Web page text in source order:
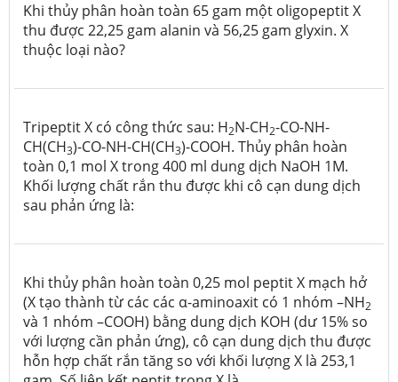
Khi thủy phân hoàn toàn 65 gam một oligopeptit X
thu được 22,25 gam alanin và 56,25 gam glyxin. X
thuộc loại nào?
Tripeptit X có công thức sau: H2N-CH2-CO-NH-
CH(CH3)-CO-NH-CH(CH3)-COOH. Thủy phân hoàn
toàn 0,1 mol X trong 400 ml dung dịch NaOH 1M.
Khối lượng chất rắn thu được khi cô cạn dung dịch
sau phản ứng là:
Khi thủy phân hoàn toàn 0,25 mol peptit X mạch hở
(X tạo thành từ các các α-aminoaxit có 1 nhóm –NH2
và 1 nhóm –COOH) bằng dung dịch KOH (dư 15% so
với lượng cần phản ứng), cô cạn dung dịch thu được
hỗn hợp chất rắn tăng so với khối lượng X là 253,1